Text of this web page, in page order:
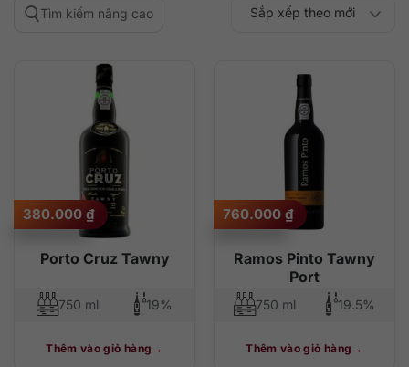
Tìm kiếm nâng cao Sắp xếp theo
độ phổ biến
Sắp xếp theo mới
thấp đến cao
cao đến thấp
Porto Cruz Tawny
380.000 ₫
750 ml 19%
Thêm vào giỏ hàng
Ramos Pinto Tawny
Port
760.000 ₫
750 ml 19.5%
Thêm vào giỏ hàng